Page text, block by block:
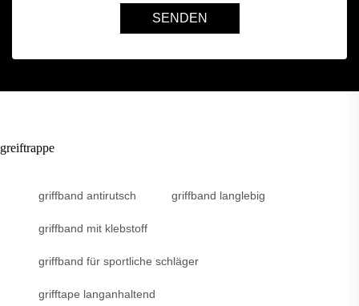
SENDEN
greiftrappe
griffband antirutsch griffband langlebig
griffband mit klebstoff
griffband für sportliche schläger
grifftape langanhaltend